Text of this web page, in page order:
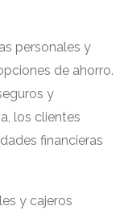
personales y
de ahorro.
y
los clientes
financieras
y cajeros